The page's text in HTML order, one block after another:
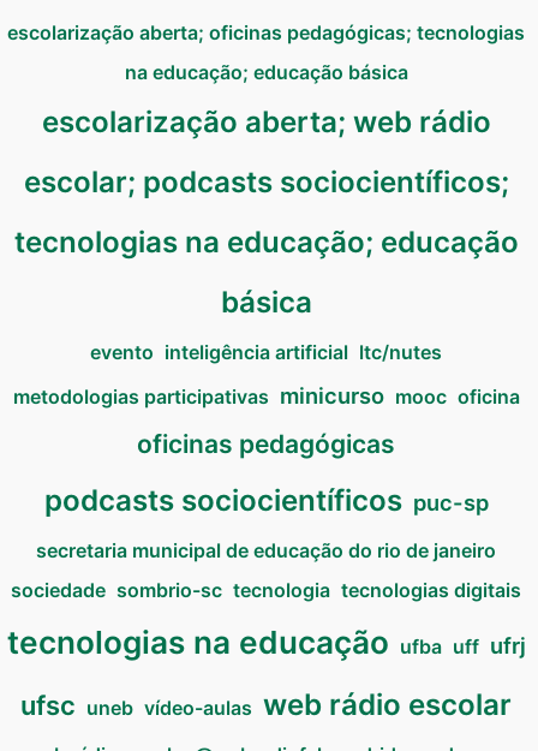
escolarização aberta; oficinas pedagógicas; tecnologias
na educação; educação básica
escolarização aberta; web rádio
escolar; podcasts sociocientíficos;
tecnologias na educação; educação
básica
evento inteligência artificial ltc/nutes
metodologias participativas minicurso mooc oficina
oficinas pedagógicas
podcasts sociocientíficos puc-sp
secretaria municipal de educação do rio de janeiro
sociedade sombrio-sc tecnologia tecnologias digitais
tecnologias na educação ufba uff ufrj
ufsc uneb vídeo-aulas web rádio escolar